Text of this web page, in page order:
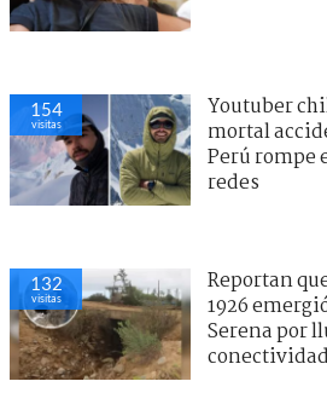
154
visitas
Youtuber
mortal
Perú rompe
redes
132
visitas
Reportan
1926
Serena por
conectividad